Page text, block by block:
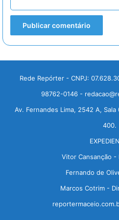
Rede Repórter - CNPJ:
98762-0146 -
Av. Fernandes Lima, 2542 A,
400.
Vitor Cansanção -
Fernando de
Marcos Cotrim -